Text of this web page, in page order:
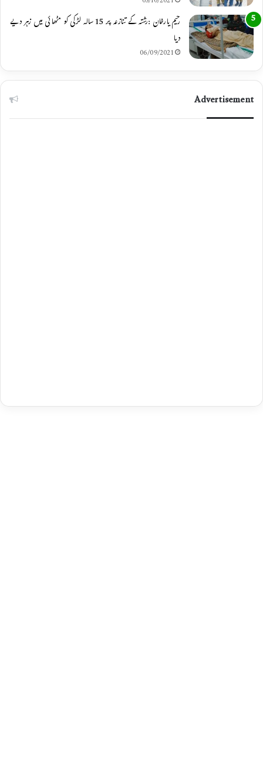
رحیم یارخان :رشتہ کے تنازعہ پر 15 سالہ لڑکی کو مٹھائی میں زہر دیے
دیا
06/09/2021
Advertisement